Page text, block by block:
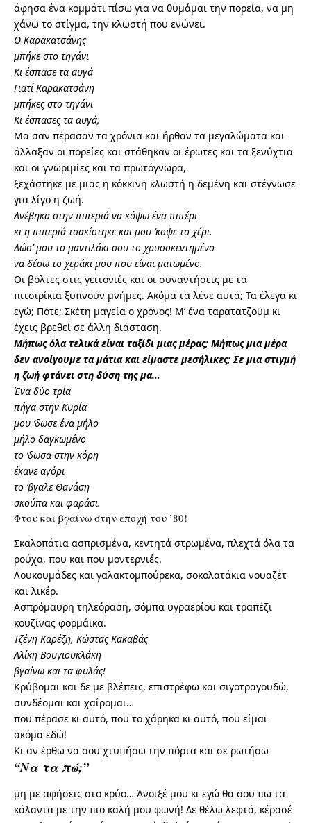
άφησα ένα κομμάτι πίσω για να θυμάμαι την πορεία, να μη
χάνω το στίγμα, την κλωστή που ενώνει.
Ο Καρακατσάνης
μπήκε στο τηγάνι
Κι έσπασε τα αυγά
Γιατί Καρακατσάνη
μπήκες στο τηγάνι
Κι έσπασες τα αυγά;
Μα σαν πέρασαν τα χρόνια και ήρθαν τα μεγαλώματα και
άλλαξαν οι πορείες και στάθηκαν οι έρωτες και τα ξενύχτια
και οι γνωριμίες και τα πρωτόγνωρα,
ξεχάστηκε με μιας η κόκκινη κλωστή η δεμένη και στέγνωσε
για λίγο η ζωή.
Ανέβηκα στην πιπεριά να κόψω ένα πιπέρι
κι η πιπεριά τσακίστηκε και μου ‘κοψε το χέρι.
Δώσ’ μου το μαντιλάκι σου το χρυσοκεντημένο
να δέσω το χεράκι μου που είναι ματωμένο.
Οι βόλτες στις γειτονιές και οι συναντήσεις με τα
πιτσιρίκια ξυπνούν μνήμες. Ακόμα τα λένε αυτά; Τα έλεγα κι
εγώ; Πότε; Σκέτη μαγεία ο χρόνος! Μ’ ένα ταρατατζούμ κι
έχεις βρεθεί σε άλλη διάσταση.
Μήπως όλα τελικά είναι ταξίδι μιας μέρας; Μήπως μια μέρα
δεν ανοίγουμε τα μάτια και είμαστε μεσήλικες; Σε μια στιγμή
η ζωή φτάνει στη δύση της μα…
Ένα δύο τρία
πήγα στην Κυρία
μου ‘δωσε ένα μήλο
μήλο δαγκωμένο
το ‘δωσα στην κόρη
έκανε αγόρι
το ‘βγαλε Θανάση
σκούπα και φαράσι.
Φτου και βγαίνω στην εποχή του ’80!
Σκαλοπάτια ασπρισμένα, κεντητά στρωμένα, πλεχτά όλα τα
ρούχα, που και που μοντερνιές.
Λουκουμάδες και γαλακτομπούρεκα, σοκολατάκια νουαζέτ
και λικέρ.
Ασπρόμαυρη τηλεόραση, σόμπα υγραερίου και τραπέζι
κουζίνας φορμάικα.
Τζένη Καρέζη, Κώστας Κακαβάς
Αλίκη Βουγιουκλάκη
βγαίνω και τα φυλάς!
Κρύβομαι και δε με βλέπεις, επιστρέφω και σιγοτραγουδώ,
συνδέομαι και χαίρομαι…
που πέρασε κι αυτό, που το χάρηκα κι αυτό, που είμαι
ακόμα εδώ!
Κι αν έρθω να σου χτυπήσω την πόρτα και σε ρωτήσω
“Να τα πώ;”
μη με αφήσεις στο κρύο… Άνοιξέ μου κι εγώ θα σου πω τα
κάλαντα με την πιο καλή μου φωνή! Δε θέλω λεφτά, κέρασέ